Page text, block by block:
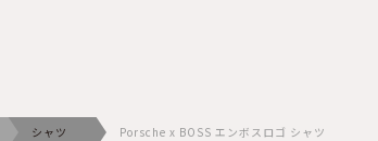
シャツ Porsche x BOSS エンボスロゴ シャツ